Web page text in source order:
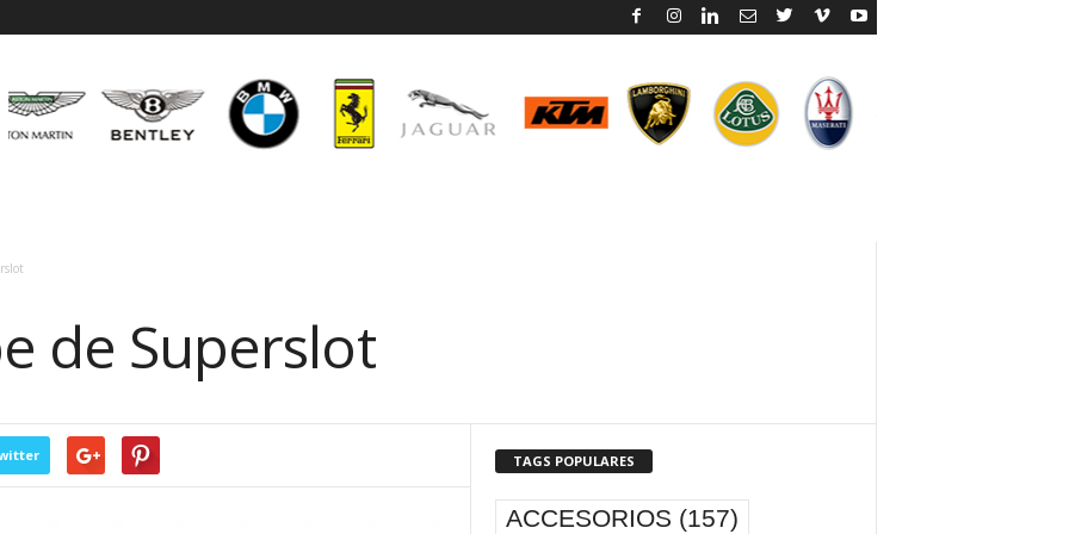
de Superslot
TAGS POPULARES
ACCESORIOS (157)